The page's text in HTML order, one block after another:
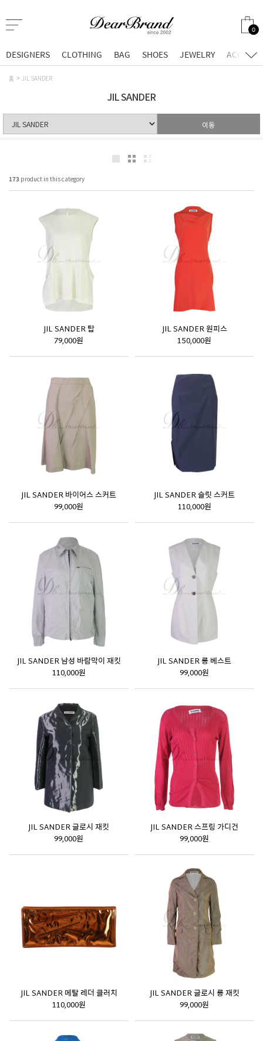
0
DESIGNERS CLOTHING BAG SHOES JEWELRY
홈 JIL SANDER
JIL SANDER
이동
173 product in this category
JIL SANDER 탑
79,000원
JIL SANDER 원피스
150,000원
JIL SANDER 바이어스 스커트
99,000원
JIL SANDER 슬릿 스커트
110,000원
JIL SANDER 남성 바람막이 재킷
110,000원
JIL SANDER 롱 베스트
99,000원
JIL SANDER 글로시 재킷
99,000원
JIL SANDER 스프링 가디건
99,000원
JIL SANDER 메탈 레더 클러치
110,000원
JIL SANDER 글로시 롱 재킷
99,000원